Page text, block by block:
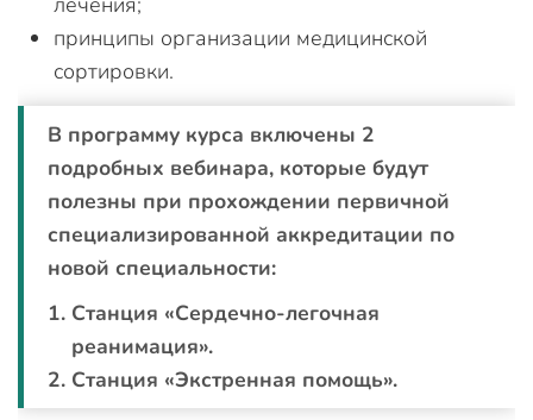
принципы организации медицинской
сортировки.
В программу курса включены 2
подробных вебинара, которые будут
полезны при прохождении первичной
специализированной аккредитации по
новой специальности:
Станция «Сердечно-легочная
реанимация».
Станция «Экстренная помощь».